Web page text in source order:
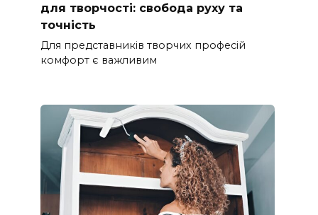
для творчості: свобода руху та
точність
Для представників творчих професій
комфорт є важливим